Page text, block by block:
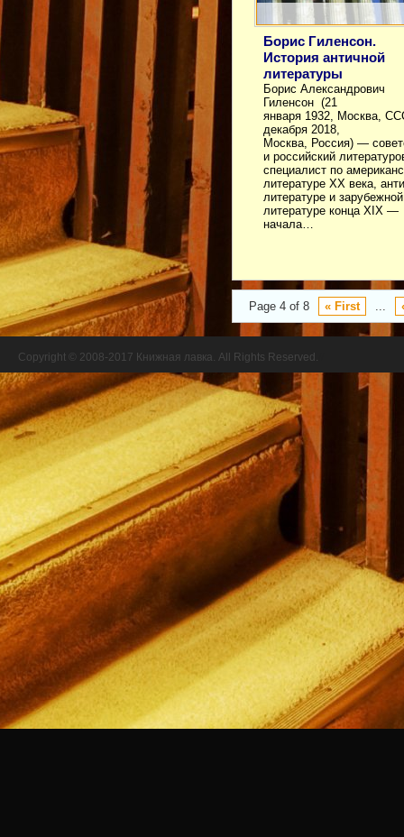
Борис Гиленсон.
История античной
литературы
Борис Александрович
Гиленсон (21
января 1932, Москва,
декабря 2018,
Москва, Россия) —
и российский
специалист по
литературе XX века,
литературе и зарубежной
литературе конца XIX —
начала…
Page 4 of 8 « First ...
Copyright © 2008-2017 Книжная лавка. All Rights Reserved.